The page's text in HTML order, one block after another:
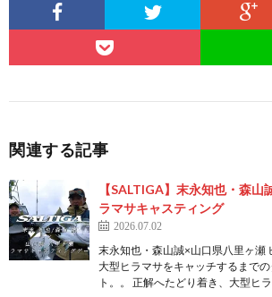
関連する記事
【SALTIGA】末永知也・森山
ラマサキャスティング
2026.07.02
末永知也・森山誠×山口県八里ヶ瀬
大型ヒラマサをキャッチするまで
ト。。 正解へたどり着き、大型ヒ